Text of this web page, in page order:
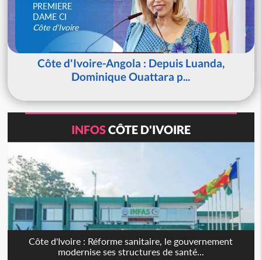
PREMIERE
DAME CI
Côte d'Ivoire
Côte d'Ivoire-Angola : Depuis Luanda,
Dominique Ouattara p...
INFOSCÔTE D'IVOIRE
Côte d'Ivoire : Réforme sanitaire, le gouvernement
modernise ses structures de santé...